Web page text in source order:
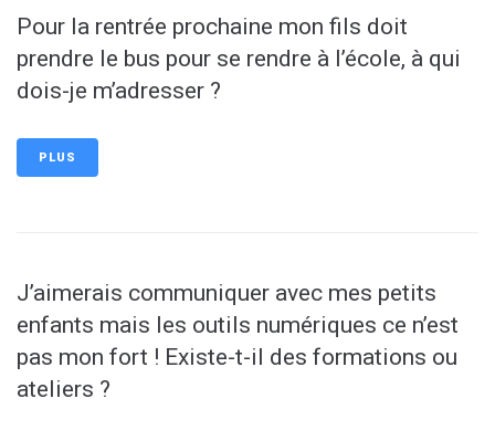
Pour la rentrée prochaine mon fils doit
prendre le bus pour se rendre à l’école, à qui
dois-je m’adresser ?
PLUS
J’aimerais communiquer avec mes petits
enfants mais les outils numériques ce n’est
pas mon fort ! Existe-t-il des formations ou
ateliers ?